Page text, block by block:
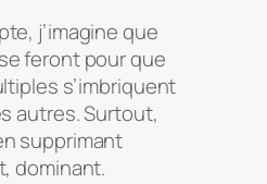
j’imagine que
feront pour que
s’imbriquent
autres. Surtout,
supprimant
dominant.